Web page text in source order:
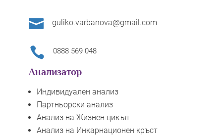
 guliko.varbanova@gmail.com
 0888 569 048
Анализатор
Индивидуален анализ
Партньорски анализ
Анализ на Жизнен цикъл
Анализ на Инкарнационен кръст